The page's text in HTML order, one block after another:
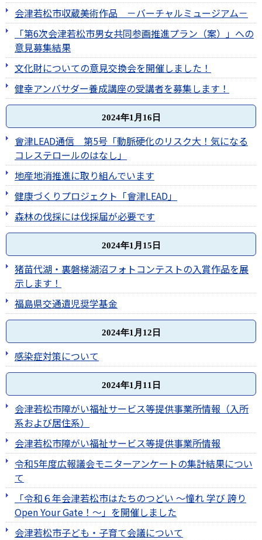
会津若松市収蔵美術作品 －バーチャルミュージアム－
「第6次会津若松市男女共同参画推進プラン（案）」への
意見募集結果
文化財についての意見交換会を開催しました！
健幸アンバサダー養成講座の受講者を募集します！
2024年1月16日
會津LEAD通信 第5号「動脈硬化のリスク大！気になる
コレステロールのはなし」
地産地消推進に取り組んでいます
健康づくりプロジェクト「會津LEAD」
森林の伐採には伐採届が必要です
2024年1月15日
猪苗代湖・裏磐梯湖沼フォトコンテストの入賞作品を展
示します！
福島県交通遺児奨学基金
2024年1月12日
感染症対策について
2024年1月11日
会津若松市障がい福祉サービス等提供事業所情報（入所
系および居住系）
会津若松市障がい福祉サービス等提供事業所情報
令和5年度広報議会モニターアンケートの集計結果につい
て
「令和６年会津若松市はたちのつどい ～憧れ 学び 誇り
Open Your Gate！～」を開催しました
会津若松市子ども・子育て会議について